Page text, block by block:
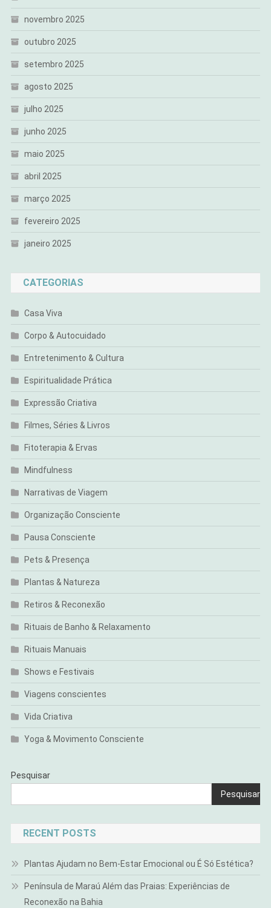
novembro 2025
outubro 2025
setembro 2025
agosto 2025
julho 2025
junho 2025
maio 2025
abril 2025
março 2025
fevereiro 2025
janeiro 2025
CATEGORIAS
Casa Viva
Corpo & Autocuidado
Entretenimento & Cultura
Espiritualidade Prática
Expressão Criativa
Filmes, Séries & Livros
Fitoterapia & Ervas
Mindfulness
Narrativas de Viagem
Organização Consciente
Pausa Consciente
Pets & Presença
Plantas & Natureza
Retiros & Reconexão
Rituais de Banho & Relaxamento
Rituais Manuais
Shows e Festivais
Viagens conscientes
Vida Criativa
Yoga & Movimento Consciente
Pesquisar
Pesquisar
RECENT POSTS
Plantas Ajudam no Bem-Estar Emocional ou É Só Estética?
Península de Maraú Além das Praias: Experiências de
Reconexão na Bahia